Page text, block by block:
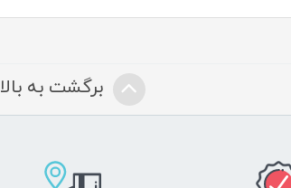
برگشت به بالا